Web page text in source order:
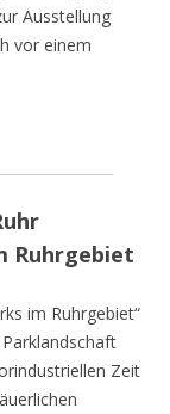
Ausstellung
vor einem
Ruhrgebiet
im Ruhrgebiet“
Zeit